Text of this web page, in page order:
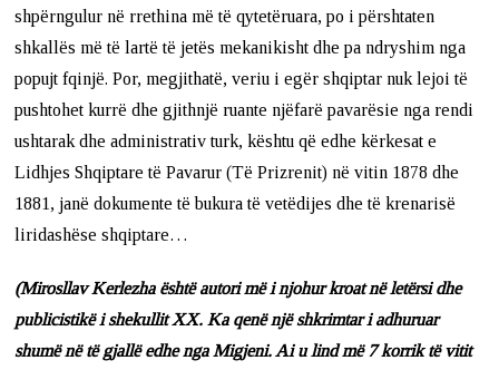
shpërngulur në rrethina më të qytetëruara, po i përshtaten
shkallës më të lartë të jetës mekanikisht dhe pa ndryshim nga
popujt fqinjë. Por, megjithatë, veriu i egër shqiptar nuk lejoi të
pushtohet kurrë dhe gjithnjë ruante njëfarë pavarësie nga rendi
ushtarak dhe administrativ turk, kështu që edhe kërkesat e
Lidhjes Shqiptare të Pavarur (Të Prizrenit) në vitin 1878 dhe
1881, janë dokumente të bukura të vetëdijes dhe të krenarisë
liridashëse shqiptare…
(Mirosllav Kerlezha është autori më i njohur kroat në letërsi dhe
publicistikë i shekullit XX. Ka qenë një shkrimtar i adhuruar
shumë në të gjallë edhe nga Migjeni. Ai u lind më 7 korrik të vitit